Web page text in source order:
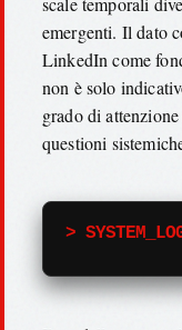
emergenti. Il dato
LinkedIn come
non è solo
grado di
questioni
>